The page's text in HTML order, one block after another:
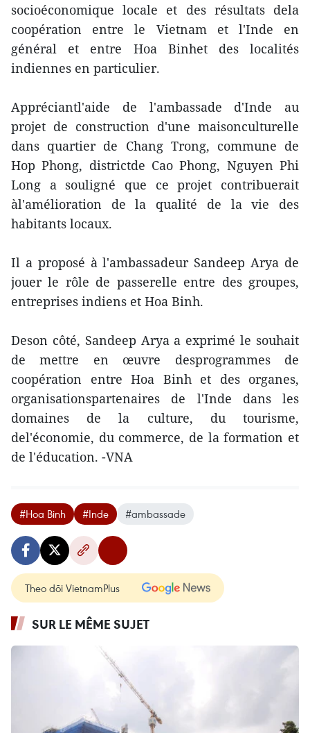
socioéconomique locale et des résultats dela
coopération entre le Vietnam et l'Inde en
général et entre Hoa Binhet des localités
indiennes en particulier.
Appréciantl'aide de l'ambassade d'Inde au
projet de construction d'une maisonculturelle
dans quartier de Chang Trong, commune de
Hop Phong, districtde Cao Phong, Nguyen Phi
Long a souligné que ce projet contribuerait
àl'amélioration de la qualité de la vie des
habitants locaux.
Il a proposé à l'ambassadeur Sandeep Arya de
jouer le rôle de passerelle entre des groupes,
entreprises indiens et Hoa Binh.
Deson côté, Sandeep Arya a exprimé le souhait
de mettre en œuvre desprogrammes de
coopération entre Hoa Binh et des organes,
organisationspartenaires de l'Inde dans les
domaines de la culture, du tourisme,
del'économie, du commerce, de la formation et
de l'éducation. -VNA
#Hoa Binh #Inde #ambassade
Theo dõi VietnamPlus
SUR LE MÊME SUJET